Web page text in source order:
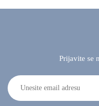
Prijavite se